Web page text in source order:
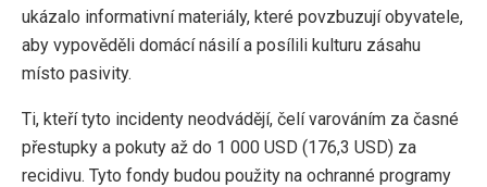
ukázalo informativní materiály, které povzbuzují obyvatele,
aby vypověděli domácí násilí a posílili kulturu zásahu
místo pasivity.
Ti, kteří tyto incidenty neodvádějí, čelí varováním za časné
přestupky a pokuty až do 1 000 USD (176,3 USD) za
recidivu. Tyto fondy budou použity na ochranné programy